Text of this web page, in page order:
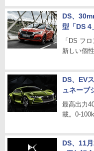
DS、
型「DS 4
「DS フ
新しい個
DS、EV
ュネーブ
最高出力
載。0-
DS、11